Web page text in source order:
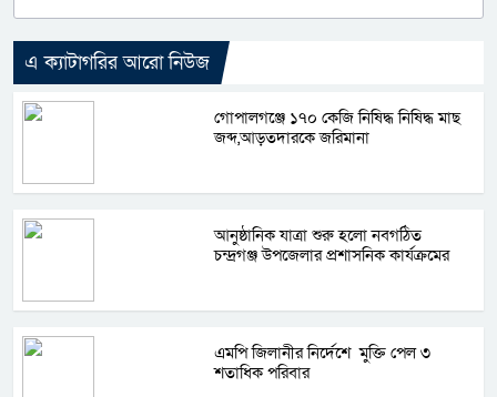
এ ক্যাটাগরির আরো নিউজ
গোপালগঞ্জে ১৭০ কেজি নিষিদ্ধ নিষিদ্ধ মাছ
জব্দ,আড়তদারকে জরিমানা
আনুষ্ঠানিক যাত্রা শুরু হলো নবগঠিত
চন্দ্রগঞ্জ উপজেলার প্রশাসনিক কার্যক্রমের
এমপি জিলানীর নির্দেশে মুক্তি পেল ৩
শতাধিক পরিবার